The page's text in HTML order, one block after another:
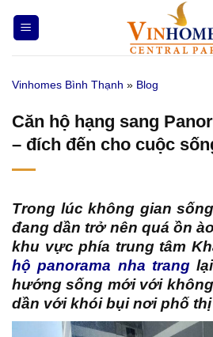
qua
nội
Vinhomes Bình Thạnh » Blog
Căn hộ hạng sang
– đích đến cho cuộc
Trong lúc không gian
đang dần trở nên quá ồn
khu vực phía trung tâm
hộ panorama nha tranglại
hướng sống mới với
dần với khói bụi nơi phố thị